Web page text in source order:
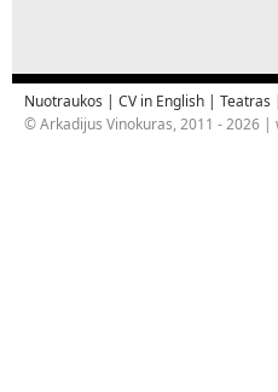
Nuotraukos | CV in English | Teatras |
© Arkadijus Vinokuras, 2011 - 2026 |